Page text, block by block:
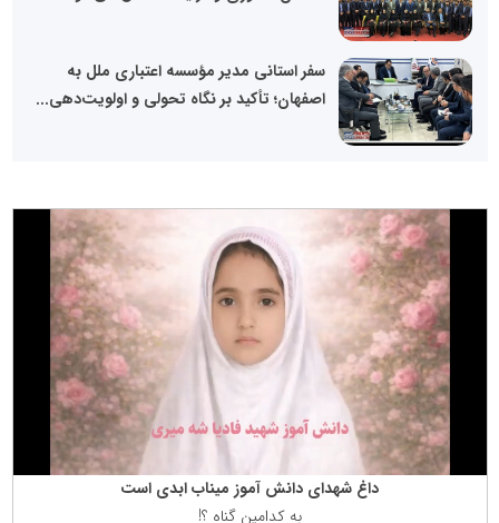
سفر استانی مدیر مؤسسه اعتباری ملل به
اصفهان؛ تأکید بر نگاه تحولی و اولویت‌دهی...
داغ شهدای دانش آموز میناب ابدی است
به كدامین گناه ؟!